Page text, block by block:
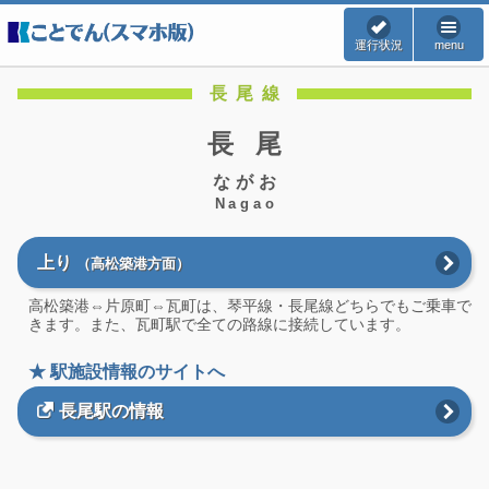
運行状況 menu
長尾線
長尾
ながお
Nagao
上り （高松築港方面）
高松築港⇔片原町⇔瓦町は、琴平線・長尾線どちらでもご乗車で
きます。また、瓦町駅で全ての路線に接続しています。
★ 駅施設情報のサイトへ
長尾駅の情報